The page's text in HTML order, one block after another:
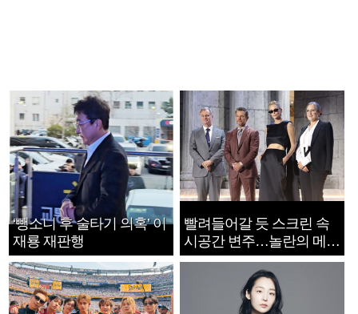
‘뺑소니 후 술타기 의혹’ 이
재룡 재판행
빨려들어갈 듯 스크린 속
시공간 변주…놀란의 메시
지는 ‘전쟁 속죄’